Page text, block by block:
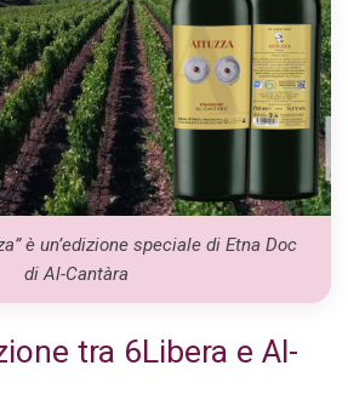
è un’edizione speciale di Etna Doc
di Al-Cantàra
tra 6Libera e Al-